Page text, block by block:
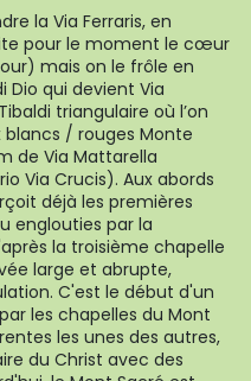
la Via Ferraris, en
pour le moment le cœur
mais on le frôle en
Dio qui devient Via
triangulaire où l’on
blancs / rouges Monte
de Via Mattarella
Via Crucis). Aux abords
déjà les premières
englouties par la
la troisième chapelle
large et abrupte,
C'est le début d'un
les chapelles du Mont
les unes des autres,
du Christ avec des